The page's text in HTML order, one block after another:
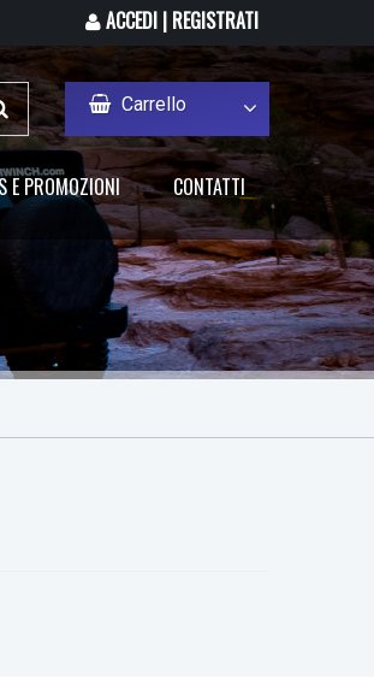
ACCEDI | REGISTRATI
Carrello
E PROMOZIONI CONTATTI